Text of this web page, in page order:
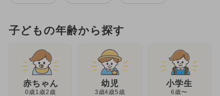
子どもの年齢から探す
赤ちゃん
0歳1歳2歳
幼児
3歳4歳5歳
小学生
6歳〜